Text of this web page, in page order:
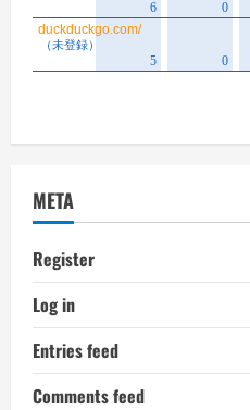
META
Register
Log in
Entries feed
Comments feed